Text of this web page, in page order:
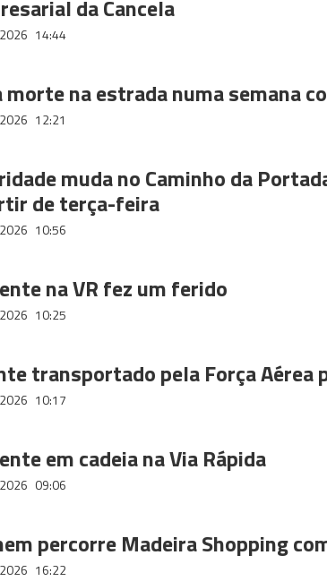
da Cancela
14:44
morte na estrada numa semana
12:21
muda no Caminho da
de terça-feira
10:56
na VR fez um ferido
10:25
transportado pela Força Aérea
10:17
em cadeia na Via Rápida
09:06
percorre Madeira Shopping
16:22